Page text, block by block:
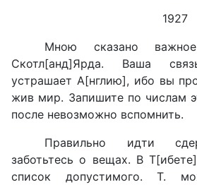
1927
Мною сказано
Скотл[анд­]Ярда. Ваша
устрашает А[нглию], ибо вы
жив мир. Запишите по числам
после невозможно вспомнить.
Правильно идти
заботьтесь о вещах. В
список допустимого. Т.